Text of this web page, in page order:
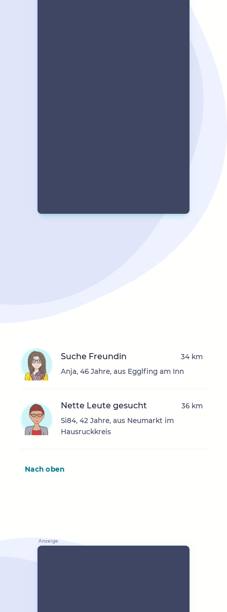
Suche Freundin
Anja, 46 Jahre, aus Egglfing am Inn
34 km
Nette Leute gesucht
Si84, 42 Jahre, aus Neumarkt im
Hausruckkreis
36 km
Nach oben